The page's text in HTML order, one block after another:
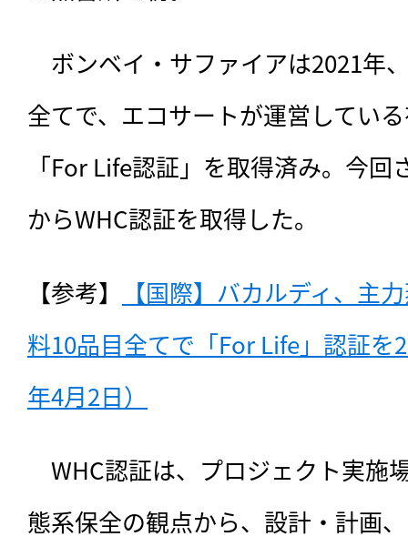
ボンベイ・サファイアは2021年
全てで、エコサートが運営してい
「For Life認証」を取得済み。今
からWHC認証を取得した。
【参考】
【国際】バカルディ、主
料10品目全てで「For Life」認証を
年4月2日）
WHC認証は、プロジェクト実施
態系保全の観点から、設計・計画